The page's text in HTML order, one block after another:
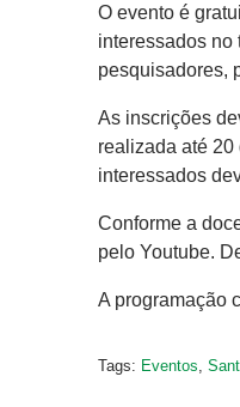
O evento é
interessados no
pesquisadores,
As inscrições
realizada até 20
interessados
Conforme a
pelo Youtube.
A programação
Tags: Eventos